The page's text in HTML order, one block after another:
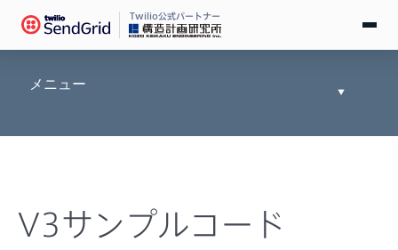
Twilio公式パートナー
料金
メニュー
Toggle
V3サンプルコード